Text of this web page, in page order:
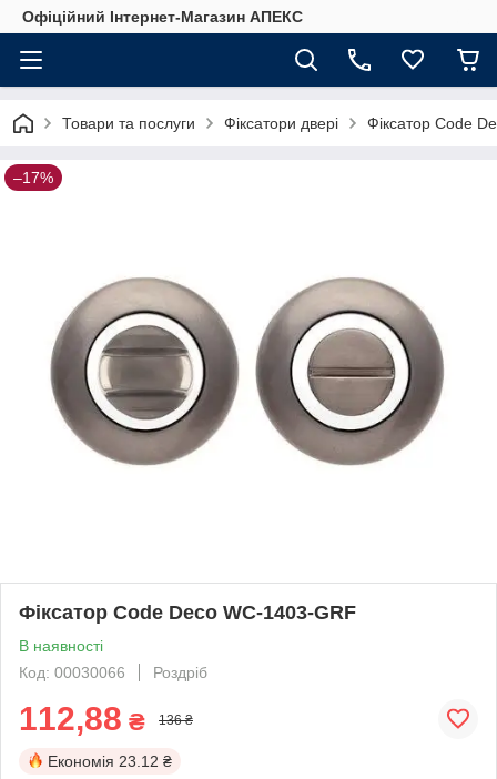
Офіційний Інтернет-Магазин АПЕКС
Товари та послуги Фіксатори двері Фіксатор Code
–17%
Фіксатор Code Deco WC-1403-GRF
В наявності
Код: 00030066
Роздріб
112,88 ₴ 136 ₴
Економія 23.12 ₴